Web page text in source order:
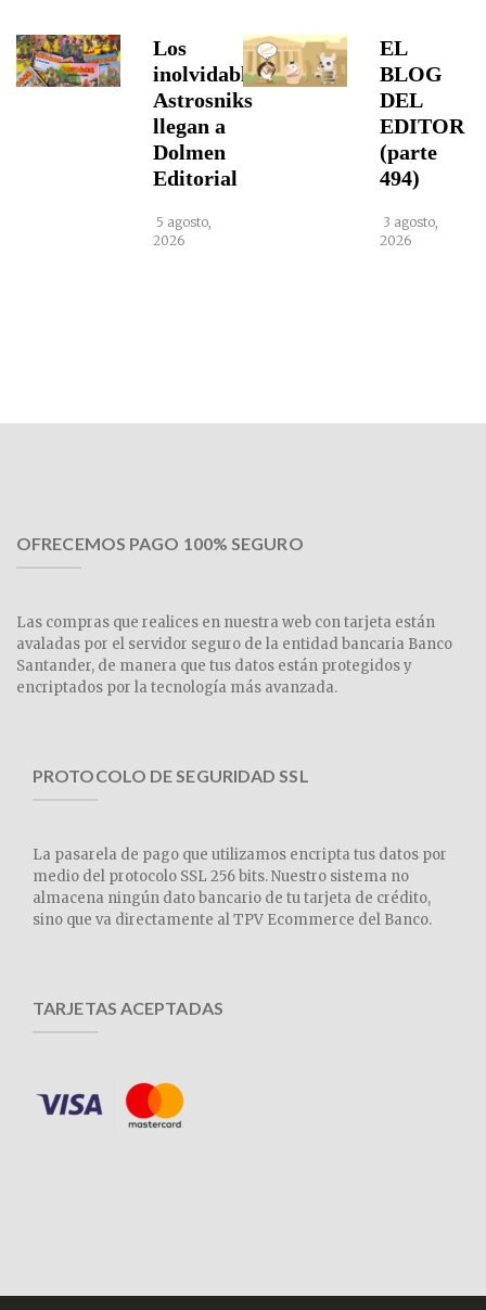
Los
inolvidables
Astrosniks
llegan a
Dolmen
Editorial
5 agosto,
2026
EL
BLOG
DEL
EDITOR
(parte
494)
3 agosto,
2026
OFRECEMOS PAGO 100% SEGURO
Las compras que realices en nuestra web con tarjeta están
avaladas por el servidor seguro de la entidad bancaria Banco
Santander, de manera que tus datos están protegidos y
encriptados por la tecnología más avanzada.
PROTOCOLO DE SEGURIDAD SSL
La pasarela de pago que utilizamos encripta tus datos por
medio del protocolo SSL 256 bits. Nuestro sistema no
almacena ningún dato bancario de tu tarjeta de crédito,
sino que va directamente al TPV Ecommerce del Banco.
TARJETAS ACEPTADAS